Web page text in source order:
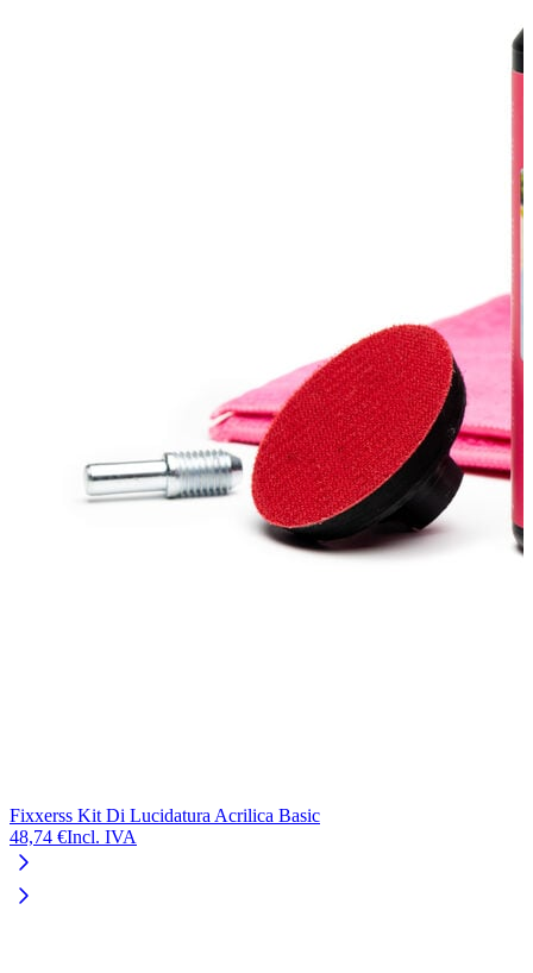
Fixxerss Kit Di Lucidatura Acrilica Basic
48,74 €Incl. IVA